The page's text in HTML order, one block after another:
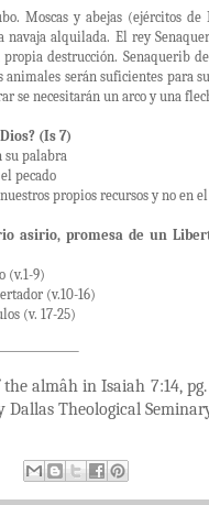
Moscas y abejas (ejércitos
navaja alquilada. El rey
propia destrucción. Senaquerib
animales serán suficientes para
se necesitarán un arco y una
(Is 7)
su palabra
pecado
propios recursos y no en
asirio, promesa de un
(v.1-9)
(v.10-16)
(v. 17-25)
almâh in Isaiah 7:14,
Dallas Theological